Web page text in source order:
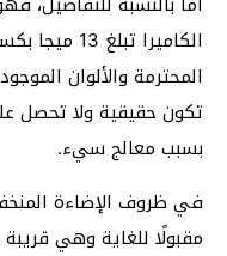
الكاميرا
المحترمة والألوان
تكون حقيقية ولا تحصل
بسبب معالج سيء.
في ظروف الإضاءة
مقبولًا للغاية وهي